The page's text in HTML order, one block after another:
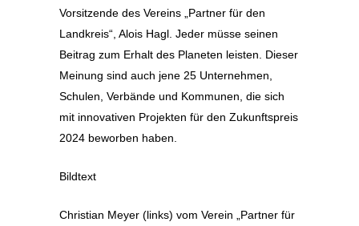
Vorsitzende des Vereins „Partner für den
Landkreis“, Alois Hagl. Jeder müsse seinen
Beitrag zum Erhalt des Planeten leisten. Dieser
Meinung sind auch jene 25 Unternehmen,
Schulen, Verbände und Kommunen, die sich
mit innovativen Projekten für den Zukunftspreis
2024 beworben haben.
Bildtext
Christian Meyer (links) vom Verein „Partner für